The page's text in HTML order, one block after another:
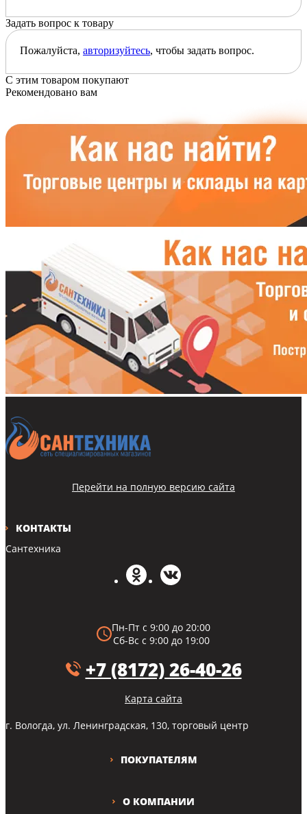
Задать вопрос к товару
Пожалуйста, авторизуйтесь, чтобы задать вопрос.
С этим товаром покупают
Рекомендовано вам
О КОМПАНИИ
ПОКУПАТЕЛЯМ
КОНТАКТЫ
Сантехника
Пн-Пт с 9:00 до 20:00
Сб-Вс с 9:00 до 19:00
+7 (8172) 26-40-26
Карта сайта
г. Вологда, ул. Ленинградская, 130, торговый центр
Перейти на полную версию сайта